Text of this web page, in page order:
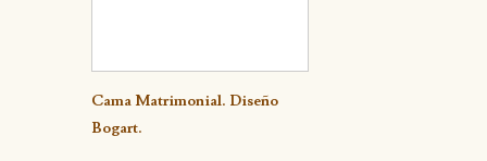
Detalle
Cama Matrimonial. Diseño
Bogart.